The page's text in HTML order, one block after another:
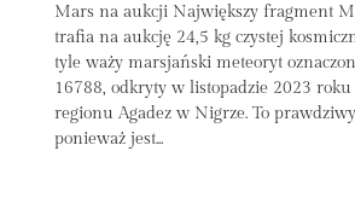
Mars na aukcji Największy fragment
trafia na aukcję 24,5 kg czystej
tyle waży marsjański meteoryt
16788, odkryty w listopadzie 2023
regionu Agadez w Nigrze. To
ponieważ jest...